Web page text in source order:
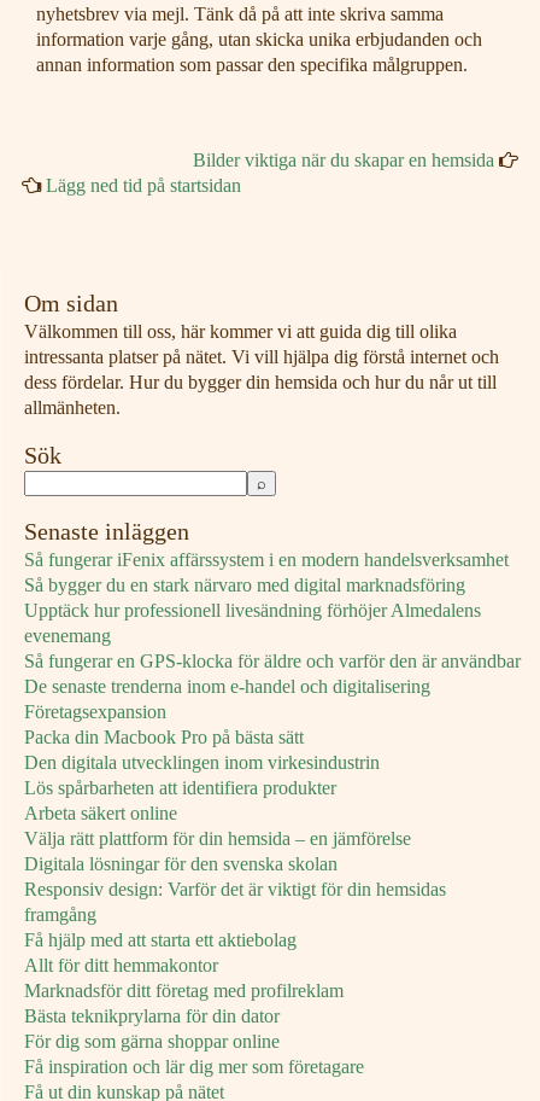
nyhetsbrev via mejl. Tänk då på att inte skriva samma
information varje gång, utan skicka unika erbjudanden och
annan information som passar den specifika målgruppen.
Bilder viktiga när du skapar en hemsida
Lägg ned tid på startsidan
Om sidan
Välkommen till oss, här kommer vi att guida dig till olika
intressanta platser på nätet. Vi vill hjälpa dig förstå internet och
dess fördelar. Hur du bygger din hemsida och hur du når ut till
allmänheten.
Sök
Senaste inläggen
Så fungerar iFenix affärssystem i en modern handelsverksamhet
Så bygger du en stark närvaro med digital marknadsföring
Upptäck hur professionell livesändning förhöjer Almedalens
evenemang
Så fungerar en GPS-klocka för äldre och varför den är användbar
De senaste trenderna inom e-handel och digitalisering
Företagsexpansion
Packa din Macbook Pro på bästa sätt
Den digitala utvecklingen inom virkesindustrin
Lös spårbarheten att identifiera produkter
Arbeta säkert online
Välja rätt plattform för din hemsida – en jämförelse
Digitala lösningar för den svenska skolan
Responsiv design: Varför det är viktigt för din hemsidas
framgång
Få hjälp med att starta ett aktiebolag
Allt för ditt hemmakontor
Marknadsför ditt företag med profilreklam
Bästa teknikprylarna för din dator
För dig som gärna shoppar online
Få inspiration och lär dig mer som företagare
Få ut din kunskap på nätet